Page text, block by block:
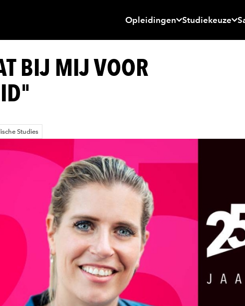
Opleidingen Studiekeuze
BIJ MIJ VOOR
Studies